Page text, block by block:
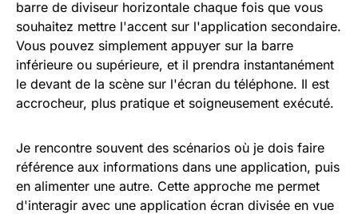
barre de diviseur horizontale chaque fois que vous
souhaitez mettre l'accent sur l'application secondaire.
Vous pouvez simplement appuyer sur la barre
inférieure ou supérieure, et il prendra instantanément
le devant de la scène sur l'écran du téléphone. Il est
accrocheur, plus pratique et soigneusement exécuté.
Je rencontre souvent des scénarios où je dois faire
référence aux informations dans une application, puis
en alimenter une autre. Cette approche me permet
d'interagir avec une application écran divisée en vue